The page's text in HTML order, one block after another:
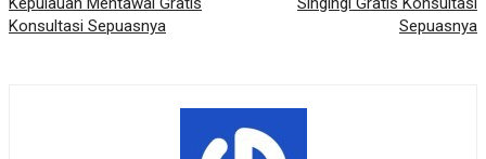
Konsultasi Sepuasnya
Sepuasnya